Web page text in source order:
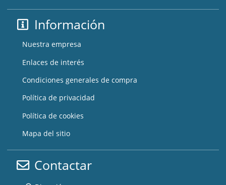
Información
Nuestra empresa
Enlaces de interés
Condiciones generales de compra
Política de privacidad
Política de cookies
Mapa del sitio
Contactar